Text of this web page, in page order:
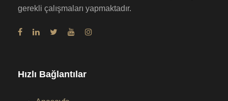
gerekli çalışmaları yapmaktadır.
Hızlı Bağlantılar